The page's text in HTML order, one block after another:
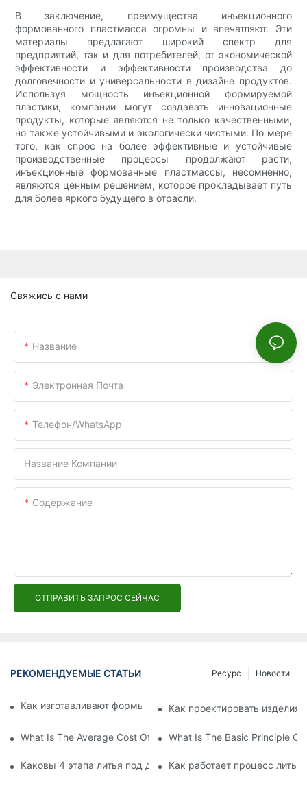
В заключение, преимущества инъекционного
формованного пластмасса огромны и впечатляют. Эти
материалы предлагают широкий спектр для
предприятий, так и для потребителей, от экономической
эффективности и эффективности производства до
долговечности и универсальности в дизайне продуктов.
Используя мощность инъекционной формируемой
пластики, компании могут создавать инновационные
продукты, которые являются не только качественными,
но также устойчивыми и экологически чистыми. По мере
того, как спрос на более эффективные и устойчивые
производственные процессы продолжают расти,
инъекционные формованные пластмассы, несомненно,
являются ценным решением, которое прокладывает путь
для более яркого будущего в отрасли.
Свяжись с нами
Название
Электронная Почта
Телефон/WhatsApp
Название Компании
Содержание
ОТПРАВИТЬ ЗАПРОС СЕЙЧАС
РЕКОМЕНДУЕМЫЕ СТАТЬИ Новости
Ресурс
Как изготавливают формы для литья под давлением?
Как проектировать изделия
What Is The Average Cost Of An Injection Mold?
What Is The Basic Principle
Каковы 4 этапа литья под давлением?Как работает процесс